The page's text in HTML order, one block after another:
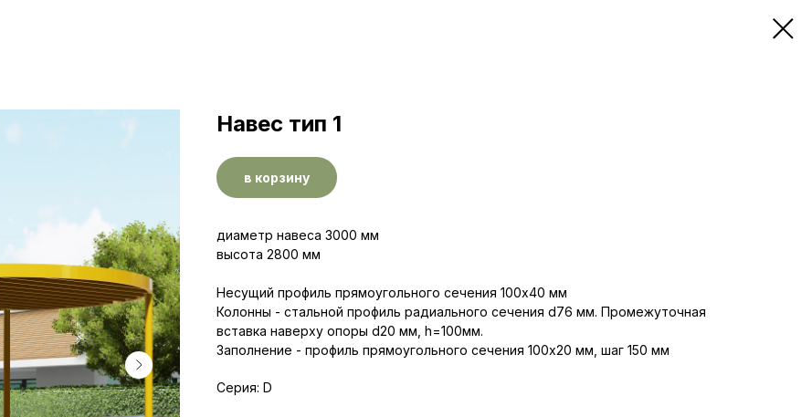
Навес тип 1
в корзину
диаметр навеса 3000 мм
высота 2800 мм
Несущий профиль прямоугольного сечения 100х40 мм
Колонны - стальной профиль радиального сечения d76 мм. Промежуточная
вставка наверху опоры d20 мм, h=100мм.
Заполнение - профиль прямоугольного сечения 100х20 мм, шаг 150 мм
Серия: D